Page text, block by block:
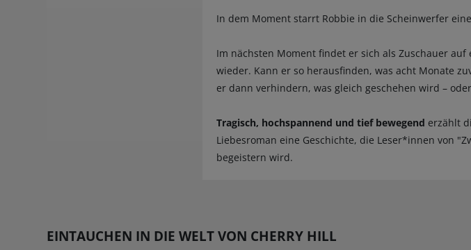
In dem Moment starrt Robbie in die Scheinwerfer
Im nächsten Moment findet er sich als Zuschauer
wieder. Kann er so herausfinden, was acht Monate
er dann verhindern, was gleich geschehen wird –
Tragisch, hochspannend und tief bewegend erzählt
Liebesroman eine Geschichte, die Leser*innen von
begeistern wird.
EINTAUCHEN IN DIE WELT VON CHERRY HILL